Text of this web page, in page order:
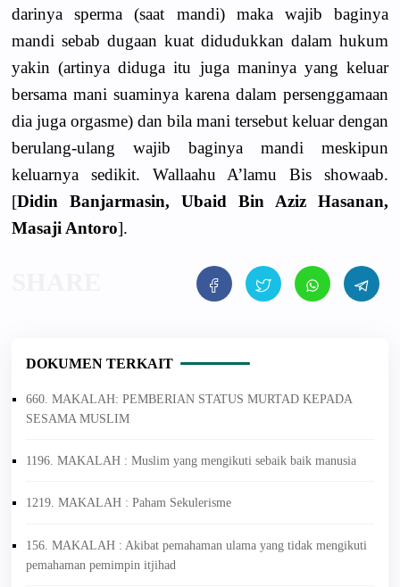
darinya sperma (saat mandi) maka wajib baginya
mandi sebab dugaan kuat didudukkan dalam hukum
yakin (artinya diduga itu juga maninya yang keluar
bersama mani suaminya karena dalam persenggamaan
dia juga orgasme) dan bila mani tersebut keluar dengan
berulang-ulang wajib baginya mandi meskipun
keluarnya sedikit. Wallaahu A’lamu Bis showaab.
[Didin Banjarmasin, Ubaid Bin Aziz Hasanan,
Masaji Antoro].
DOKUMEN TERKAIT
660. MAKALAH: PEMBERIAN STATUS MURTAD KEPADA
SESAMA MUSLIM
1196. MAKALAH : Muslim yang mengikuti sebaik baik manusia
1219. MAKALAH : Paham Sekulerisme
156. MAKALAH : Akibat pemahaman ulama yang tidak mengikuti
pemahaman pemimpin itjihad